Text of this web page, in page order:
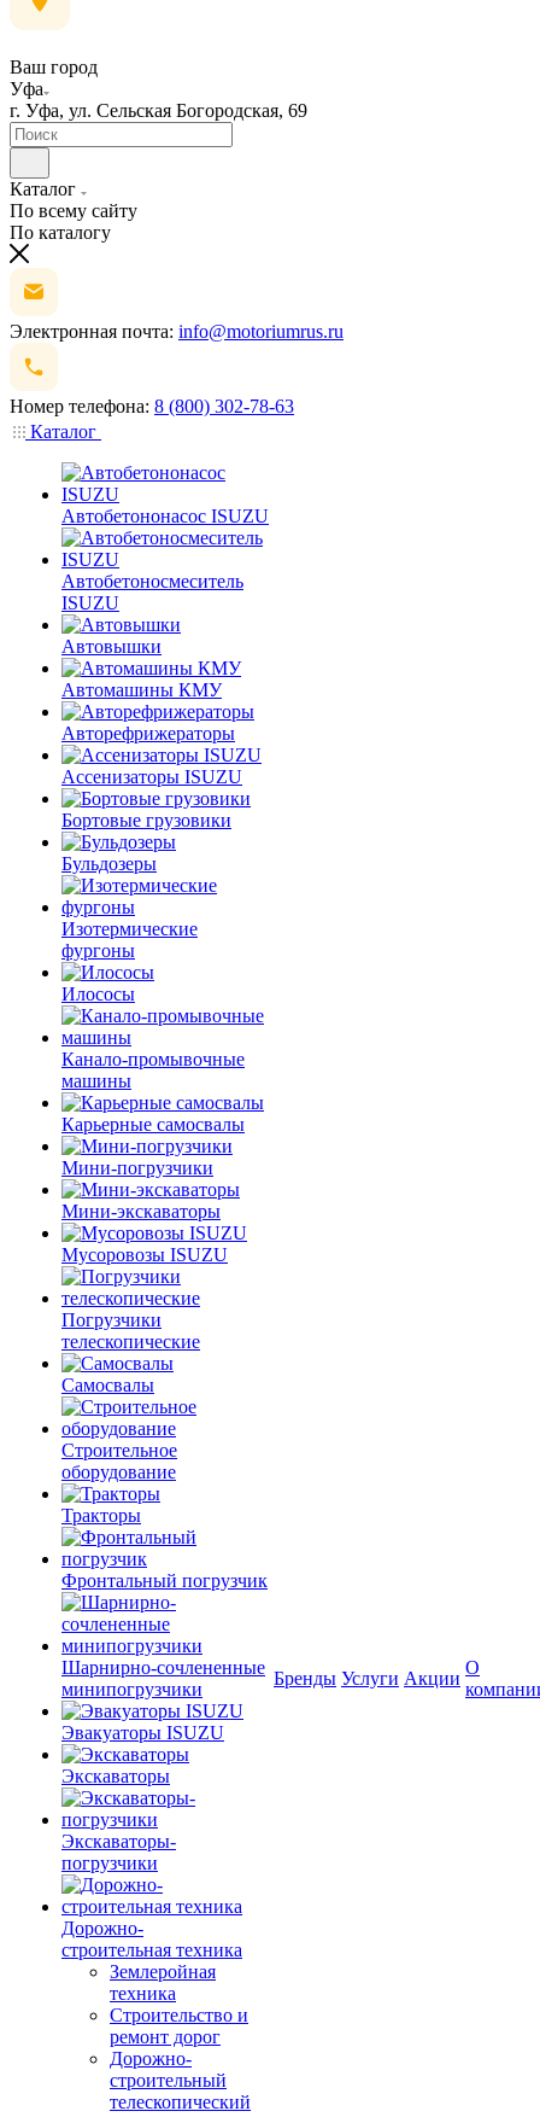
Ваш город
Уфа
г. Уфа, ул. Сельская Богородская, 69
Каталог
По всему сайту
По каталогу
Электронная почта: info@motoriumrus.ru
Номер телефона: 8 (800) 302-78-63
Каталог
Автобетононасос ISUZU
Автобетоносмеситель
ISUZU
Автовышки
Автомашины КМУ
Авторефрижераторы
Ассенизаторы ISUZU
Бортовые грузовики
Бульдозеры
Изотермические
фургоны
Илососы
Канало-промывочные
машины
Карьерные самосвалы
Мини-погрузчики
Мини-экскаваторы
Мусоровозы ISUZU
Погрузчики
телескопические
Самосвалы
Строительное
оборудование
Тракторы
Фронтальный погрузчик
Шарнирно-сочлененные
минипогрузчики
Эвакуаторы ISUZU
Экскаваторы
Экскаваторы-
погрузчики
Дорожно-
строительная техника
Землеройная
техника
Строительство и
ремонт дорог
Дорожно-
строительный
телескопический
Бренды Услуги Акции
О